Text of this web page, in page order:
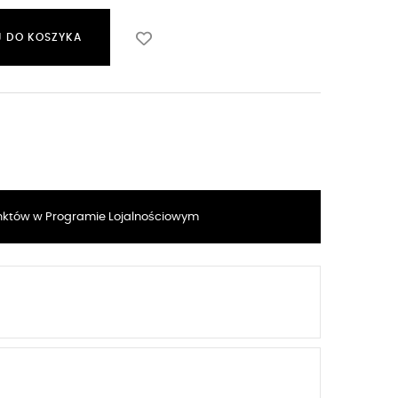
DO KOSZYKA
w Programie Lojalnościowym